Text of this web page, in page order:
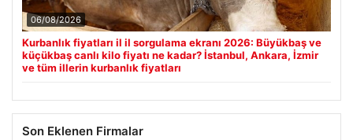
06/08/2026
Kurbanlık fiyatları il il sorgulama ekranı 2026: Büyükbaş ve
küçükbaş canlı kilo fiyatı ne kadar? İstanbul, Ankara, İzmir
ve tüm illerin kurbanlık fiyatları
Son Eklenen Firmalar